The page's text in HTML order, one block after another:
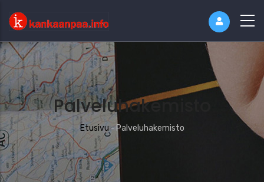
Palveluhakemisto
Murupolku
Etusivu - Palveluhakemisto